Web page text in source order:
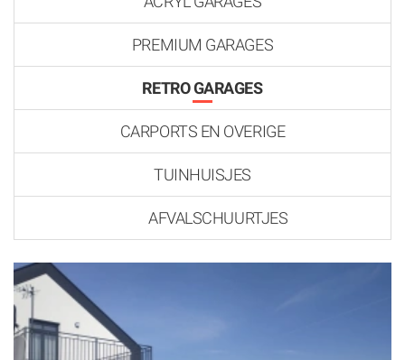
PREMIUM GARAGES
RETRO GARAGES
CARPORTS EN OVERIGE
TUINHUISJES
AFVALSCHUURTJES